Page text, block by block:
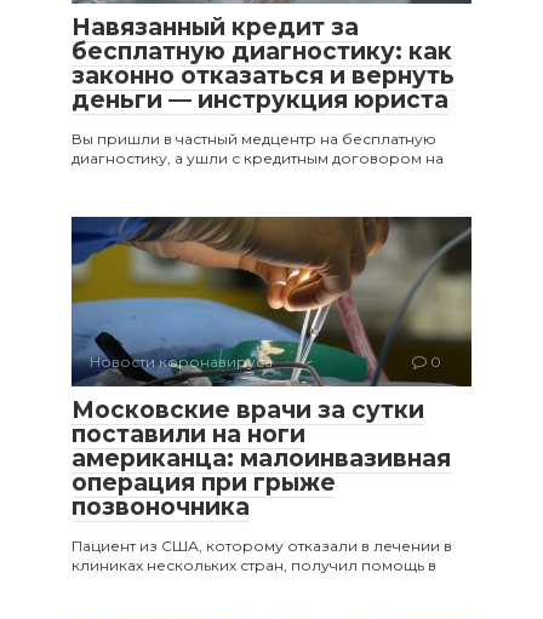
Навязанный кредит за
бесплатную диагностику: как
законно отказаться и вернуть
деньги — инструкция юриста
Вы пришли в частный медцентр на бесплатную
диагностику, а ушли с кредитным договором на
Новости коронавируса 0
Московские врачи за сутки
поставили на ноги
американца: малоинвазивная
операция при грыже
позвоночника
Пациент из США, которому отказали в лечении в
клиниках нескольких стран, получил помощь в